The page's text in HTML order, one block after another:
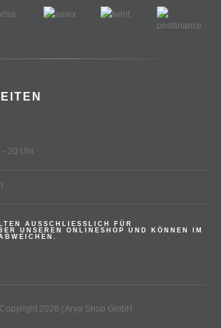
- 20 Uhr
AUSSCHLIESSLICH FÜR
UNSEREN ONLINESHOP UND KÖNNEN IM
2026 | Arya Shop GmbH